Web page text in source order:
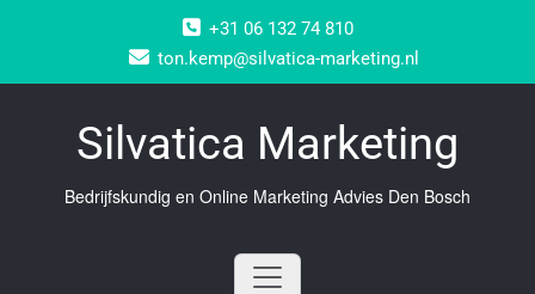
+31 06 132 74 810
ton.kemp@silvatica-marketing.nl
Silvatica Marketing
Bedrijfskundig en Online Marketing Advies Den Bosch